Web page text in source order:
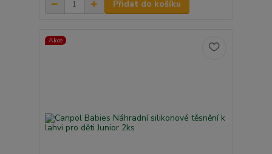
Přidat do košíku
Akce